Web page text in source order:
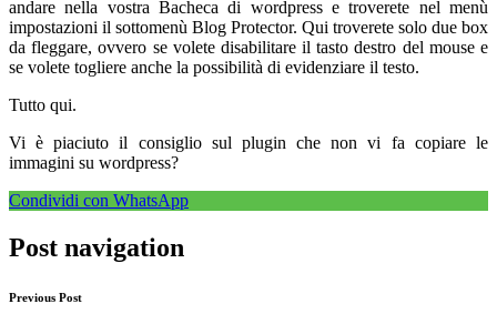
andare nella vostra Bacheca di wordpress e troverete nel menù
impostazioni il sottomenù Blog Protector. Qui troverete solo due box
da fleggare, ovvero se volete disabilitare il tasto destro del mouse e
se volete togliere anche la possibilità di evidenziare il testo.
Tutto qui.
Vi è piaciuto il consiglio sul plugin che non vi fa copiare le
immagini su wordpress?
Condividi con WhatsApp
Post navigation
Previous Post